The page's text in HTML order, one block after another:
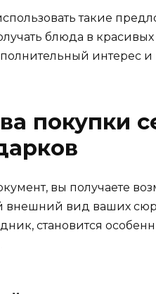
такие
блюда в
интерес
покупки
вы получаете
внешний вид ваших
становится